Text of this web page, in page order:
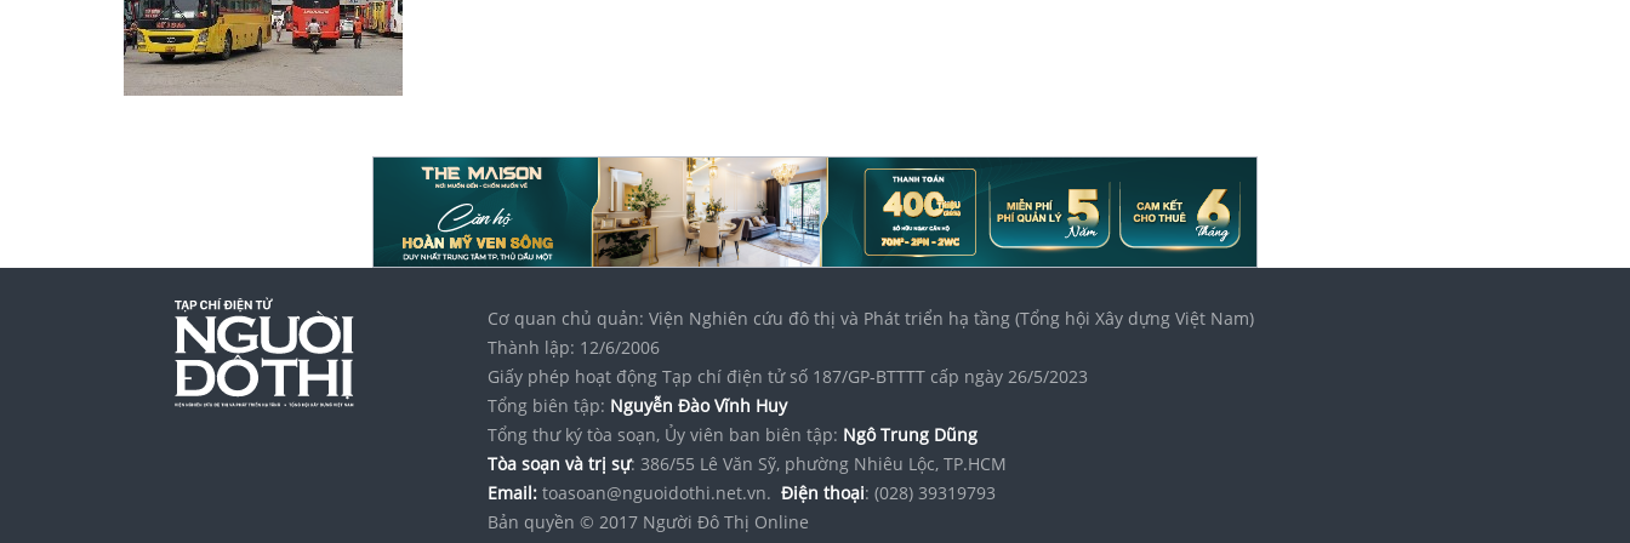
Cơ quan chủ quản: Viện Nghiên cứu đô thị và Phát triển hạ tầng (Tổng hội Xây dựng Việt Nam)
Thành lập: 12/6/2006
Giấy phép hoạt động Tạp chí điện tử số 187/GP-BTTTT cấp ngày 26/5/2023
Tổng biên tập: Nguyễn Đào Vĩnh Huy
Tổng thư ký tòa soạn, Ủy viên ban biên tập: Ngô Trung Dũng
Tòa soạn và trị sự: 386/55 Lê Văn Sỹ, phường Nhiêu Lộc, TP.HCM
Email: toasoan@nguoidothi.net.vn. Điện thoại: (028) 39319793
Bản quyền © 2017 Người Đô Thị Online